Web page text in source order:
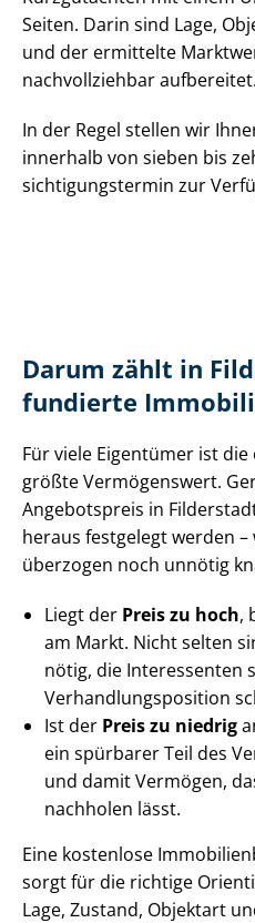
Seiten. Darin sind Lage,
und der ermittelte
nachvollziehbar aufbereitet.
In der Regel stellen wir
innerhalb von sieben bis
sich­ti­gungs­ter­min zur
Darum zählt in
fundierte
Für viele Eigentümer ist
größte Vermögenswert.
Angebotspreis in
heraus festgelegt werden
überzogen noch unnötig
Liegt der Preis zu hoch,
am Markt. Nicht selten
nötig, die Interessenten
Ver­hand­lungs­po­si­ti­on
Ist der Preis zu niedrig
ein spürbarer Teil des
und damit Vermögen,
nachholen lässt.
Eine kostenlose
sorgt für die richtige
Lage, Zustand, Objektart